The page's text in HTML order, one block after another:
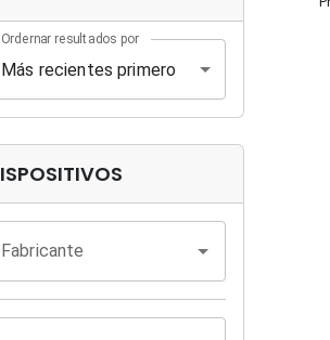
Ordernar resultados por
Más recientes primero
Fabricante